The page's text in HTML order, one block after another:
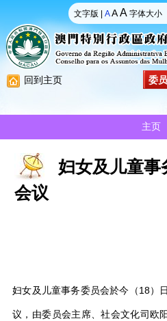
文字版 |A A A 字体大小
回到主页 委
主页
妇女及儿童事
会议
妇女及儿童事务委员会於今（18）
议，由委员会主席、社会文化司欧